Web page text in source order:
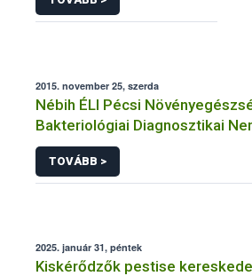
2015. november 25, szerda
Nébih ÉLI Pécsi
Bakteriológiai Diagnosztikai
Laboratórium
TOVÁBB >
2025. január 31, péntek
Kiskérődzők pestise